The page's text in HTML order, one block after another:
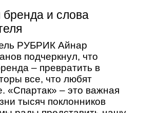
и слова
РУБРИК Айнар
подчеркнул, что
– превратить в
все, что любят
«Спартак» – это важная
тысяч поклонников